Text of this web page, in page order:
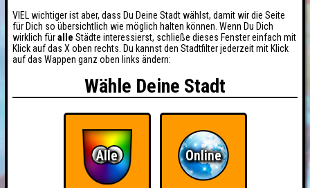
VIEL wichtiger ist aber, dass Du Deine Stadt wählst, damit wir die Seite
für Dich so übersichtlich wie möglich halten können. Wenn Du Dich
wirklich füralle Städte interessierst, schließe dieses Fenster einfach mit
Klick auf das X oben rechts. Du kannst den Stadtfilter jederzeit mit Klick
auf das Wappen ganz oben links ändern:
Wähle Deine Stadt
Alle Online